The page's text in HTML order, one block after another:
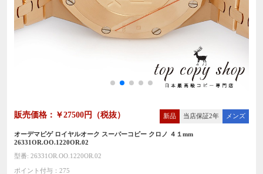
販売価格：￥27500円（税抜） 新品 当店保証2年 メンズ
オーデマピゲ ロイヤルオーク スーパーコピー クロノ ４１mm
26331OR.OO.1220OR.02
型番: 26331OR.OO.1220OR.02
ポイント付与：275